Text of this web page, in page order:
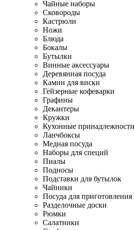
Чайные наборы
Сковороды
Кастрюли
Ножи
Блюда
Бокалы
Бутылки
Винные аксессуары
Деревянная посуда
Камни для виски
Гейзерные кофеварки
Графины
Декантеры
Кружки
Кухонные принадлежности
Ланчбоксы
Медная посуда
Наборы для специй
Пиалы
Подносы
Подставки для бутылок
Чайники
Посуда для
Разделочные доски
Рюмки
Салатники